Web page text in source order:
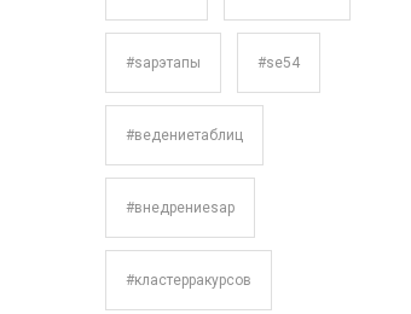
#sapэтапы #se54
#ведениетаблиц
#внедрениеsap
#кластерракурсов